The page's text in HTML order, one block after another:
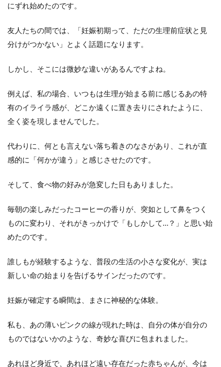
にずれ始めたのです。
友人たちの間では、「妊娠初期って、ただの生理前症状と見
分けがつかない」とよく話題になります。
しかし、そこには微妙な違いがあるんですよね。
例えば、私の場合、いつもは生理が始まる前に感じるあの特
有のイライラ感が、どこか遠くに置き去りにされたように、
全く姿を現しませんでした。
代わりに、何とも言えない落ち着きのなさがあり、これが直
感的に「何かが違う」と感じさせたのです。
そして、食べ物の好みが急変した日もありました。
毎朝の楽しみだったコーヒーの香りが、突如として鼻をつく
ものに変わり、それがきっかけで「もしかして…？」と思い始
めたのです。
誰しもが経験するような、普段の生活の小さな変化が、実は
新しい命の始まりを告げるサインだったのです。
妊娠が確定する瞬間は、まさに神秘的な体験。
私も、あの薄いピンクの線が現れた時は、自分の体が自分の
ものではないかのような、奇妙な喜びに包まれました。
あれほど身近で、あれほど遠い存在だった赤ちゃんが、今は